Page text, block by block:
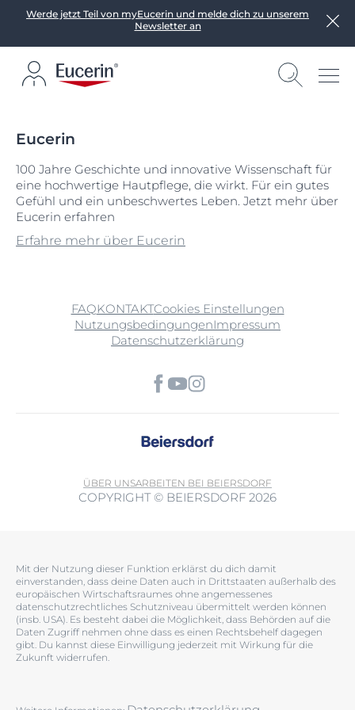
Werde jetzt Teil von myEucerin und melde dich zu unserem
Newsletter an
Eucerin
100 Jahre Geschichte und innovative Wissenschaft für
eine hochwertige Hautpflege, die wirkt. Für ein gutes
Gefühl und ein unbeschwertes Leben. Jetzt mehr über
Eucerin erfahren
Erfahre mehr über Eucerin
FAQKONTAKTCookies Einstellungen
NutzungsbedingungenImpressum
Datenschutzerklärung
ÜBER UNSARBEITEN BEI BEIERSDORF
COPYRIGHT © BEIERSDORF 2026
Mit der Nutzung dieser Funktion erklärst du dich damit
einverstanden, dass deine Daten auch in Drittstaaten außerhalb des
europäischen Wirtschaftsraumes ohne angemessenes
datenschutzrechtliches Schutzniveau übermittelt werden können
(insb. USA). Es besteht dabei die Möglichkeit, dass Behörden auf die
Daten Zugriff nehmen ohne dass es einen Rechtsbehelf dagegen
gibt. Du kannst diese Einwilligung jederzeit mit Wirkung für die
Zukunft widerrufen.